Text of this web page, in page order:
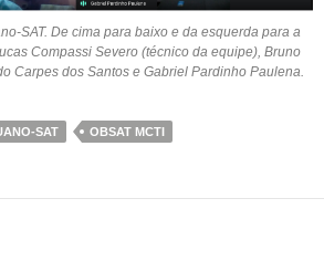
SAT. De cima para baixo e da esquerda para a
Compassi Severo (técnico da equipe), Bruno
Carpes dos Santos e Gabriel Pardinho Paulena.
SAT OBSAT MCTI